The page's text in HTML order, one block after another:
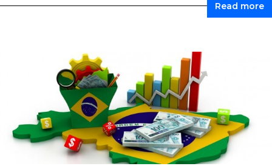
Read more